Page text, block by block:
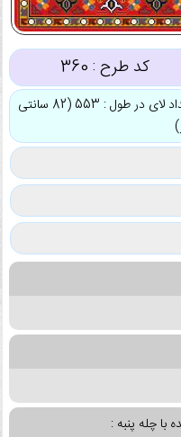
کد طرح : 360
تعداد لای در طول : 553 (82 سانتی
چله پنبه :